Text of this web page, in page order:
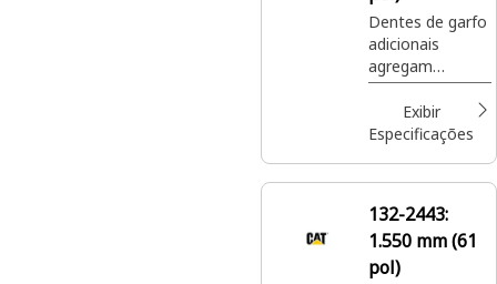
Dentes de garfo
adicionais
agregam
versatilidade aos
porta-garfos
para paletes
ampla variedade
paletizados em
locais de
construção.
Exibir
Especificações
132-2443:
1.550 mm (61
pol)